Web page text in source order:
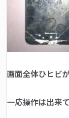
画面全体ひヒビ
一応操作は出来